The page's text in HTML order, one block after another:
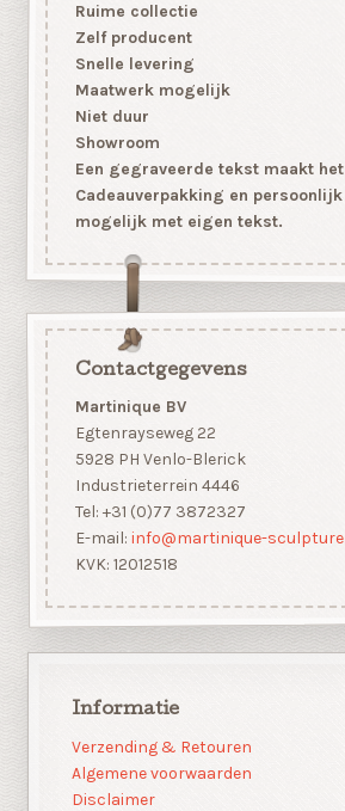
Ruime collectie
Zelf producent
Snelle levering
Maatwerk mogelijk
Niet duur
Showroom
Een gegraveerde tekst maakt
Cadeauverpakking en
mogelijk met eigen tekst.
Contactgegevens
Martinique BV
Egtenrayseweg 22
5928 PH Venlo-Blerick
Industrieterrein 4446
Tel: +31 (0)77 3872327
E-mail: info@martinique-
KVK: 12012518
Informatie
Verzending & Retouren
Algemene voorwaarden
Disclaimer